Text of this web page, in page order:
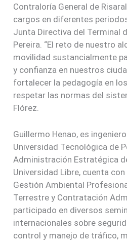
Contraloría General de
cargos en diferentes
Junta Directiva del Terminal
Pereira. “El reto de nuestro
movilidad sustancialmente
y confianza en nuestros
fortalecer la pedagogía en
respetar las normas del
Flórez.
Guillermo Henao, es
Universidad Tecnológica de
Administración Estratégica
Universidad Libre, cuenta
Gestión Ambiental
Terrestre y Contratación
participado en diversos
internacionales sobre
control y manejo de tráfico,